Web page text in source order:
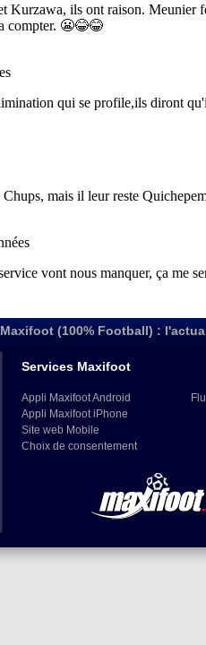
Maxifoot (100% Football) :
Services Maxifoot
Appli Maxifoot Android
Appli Maxifoot iPhone
Site web Mobile
Choix de consentement